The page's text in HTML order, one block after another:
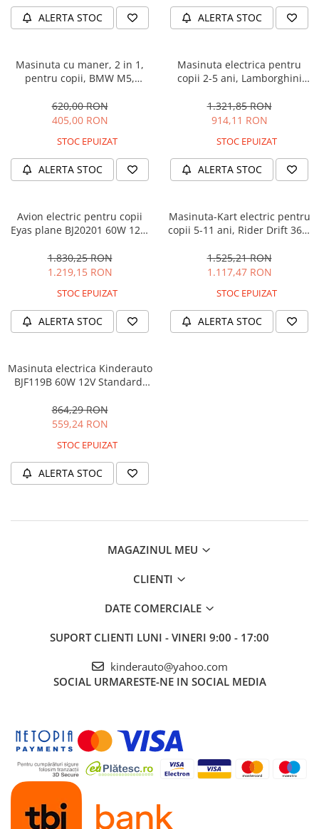
ALERTA STOC ALERTA STOC
Masinuta cu maner, 2 in 1,
pentru copii, BMW M5,
620,00 RON
405,00 RON
STOC EPUIZAT
ALERTA STOC
Masinuta electrica pentru
copii 2-5 ani, Lamborghini
12V, galbena
1.321,85 RON
914,11 RON
STOC EPUIZAT
ALERTA STOC
Avion electric pentru copii
Eyas plane BJ20201 60W 12V,
1.830,25 RON
1.219,15 RON
STOC EPUIZAT
ALERTA STOC
Masinuta-Kart electric pentru
copii 5-11 ani, Rider Drift 360,
1.525,21 RON
1.117,47 RON
STOC EPUIZAT
ALERTA STOC
Masinuta electrica Kinderauto
BJF119B 60W 12V Standard,
864,29 RON
559,24 RON
STOC EPUIZAT
ALERTA STOC
MAGAZINUL MEU
CLIENTI
DATE COMERCIALE
SUPORT CLIENTI LUNI - VINERI 9:00 - 17:00
kinderauto@yahoo.com
SOCIAL URMARESTE-NE IN SOCIAL MEDIA